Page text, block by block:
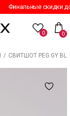
Финальные скидки
0 0
/ СВИТШОТ PEG:GY